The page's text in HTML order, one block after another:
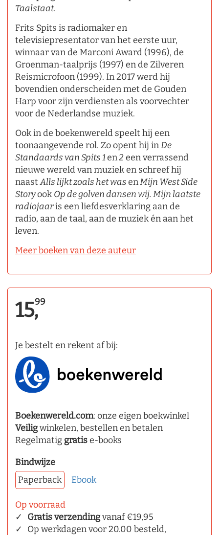
Taalstaat.
Frits Spits is radiomaker en
televisiepresentator van het eerste uur,
winnaar van de Marconi Award (1996), de
Groenman-taalprijs (1997) en de Zilveren
Reismicrofoon (1999). In 2017 werd hij
bovendien onderscheiden met de Gouden
Harp voor zijn verdiensten als voorvechter
voor de Nederlandse muziek.
Ook in de boekenwereld speelt hij een
toonaangevende rol. Zo opent hij inDe
Standaards van Spits 1en2een verrassend
nieuwe wereld van muziek en schreef hij
naastAlls lijkt zoals het wasenMijn West Side
Storyook Op de golven dansen wij. Mijn laatste
radiojaaris een liefdesverklaring aan de
radio, aan de taal, aan de muziek én aan het
leven.
Meer boeken van deze auteur
15,99
Je bestelt en rekent af bij:
Boekenwereld.com: onze eigen boekwinkel
Veiligwinkelen, bestellen en betalen
Regelmatig gratise-books
Bindwijze
Paperback
Ebook
Op voorraad
Gratis verzendingvanaf €19,95
Op werkdagen voor 20.00 besteld,